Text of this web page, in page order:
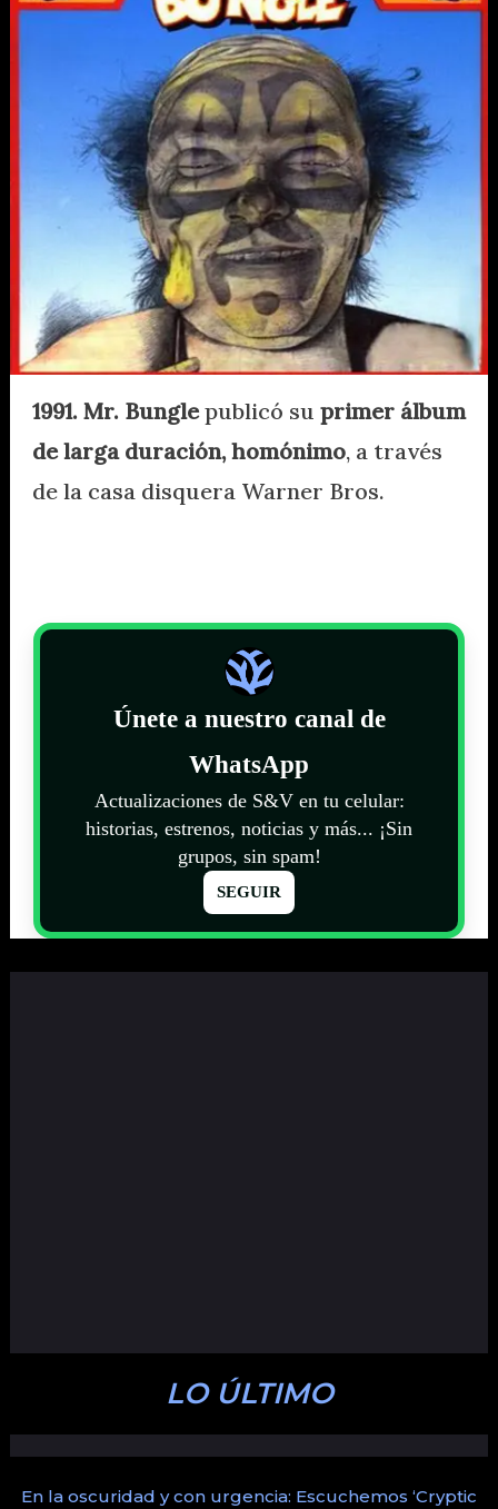
1991. Mr. Bunglepublicó su primer álbum
de larga duración, homónimo, a través
de la casa disquera Warner Bros.
Únete a nuestro canal de
WhatsApp
Actualizaciones de S&V en tu celular:
historias, estrenos, noticias y más... ¡Sin
grupos, sin spam!
SEGUIR
LO ÚLTIMO
En la oscuridad y con urgencia: Escuchemos ‘Cryptic